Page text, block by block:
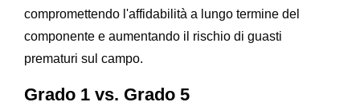
compromettendo l'affidabilità a lungo termine del
componente e aumentando il rischio di guasti
prematuri sul campo.
Grado 1 vs. Grado 5